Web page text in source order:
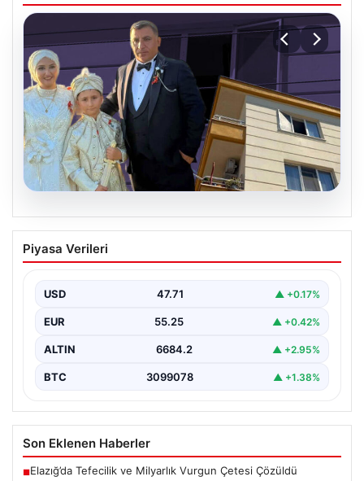
06.08.2026
Çanakkale’de böcek ilaçlaması felakete
dönüştü. Yusuf öldü, annesi yoğun
Piyasa Verileri
USD 47.71 ▲ +0.17%
EUR 55.25 ▲ +0.42%
ALTIN 6684.2 ▲ +2.95%
BTC 3099078 ▲ +1.38%
Son Eklenen Haberler
■Elazığ’da Tefecilik ve Milyarlık Vurgun Çetesi Çözüldü